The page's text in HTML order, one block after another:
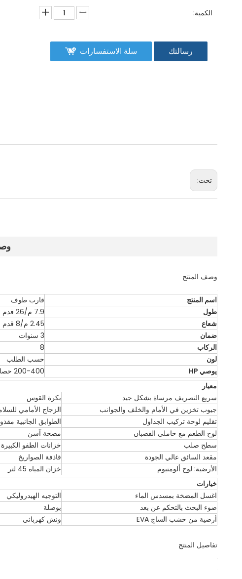
الكمية:
رسالتك سلة الاستفسارات
تحت:
وصف المنتج
اسم المنتج
قارب طوف
طول
7.9 م/26 قدم
شعاع
2.45 م/8 قدم
ضمان
3 سنوات
الركاب
8
لون
حسب الطلب
يوصي HP
200-400 حصان
معيار
سريع التصريف مرساة بشكل جيد
بكرة القوس
جيوب تخزين في الأمام والخلف والجوانب
الزجاج الأمامي
تقليم لوحة تركيب الجداول
الطوابق الجانبية
لوح الطعم مع حاملي القضبان
مضخة آسن
سطح صلب
خزانات الطفو الكبيرة
مقعد السائق عالي الجودة
قاذفة الصواريخ
الأرضية: لوح ألومنيوم
خزان المياه 45 لتر
خيارات
اغسل المضخة بمسدس الماء
التوجيه الهيدروليكي
ضوء البحث بالتحكم عن بعد
بوصلة
أرضية من خشب الساج EVA
ونش كهربائي
تفاصيل المنتج